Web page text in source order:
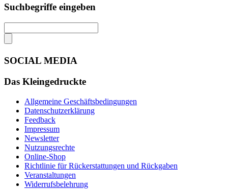
Suchbegriffe eingeben
SOCIAL MEDIA
Das Kleingedruckte
Allgemeine Geschäftsbedingungen
Datenschutzerklärung
Feedback
Impressum
Newsletter
Nutzungsrechte
Online-Shop
Richtlinie für Rückerstattungen und Rückgaben
Veranstaltungen
Widerrufsbelehrung